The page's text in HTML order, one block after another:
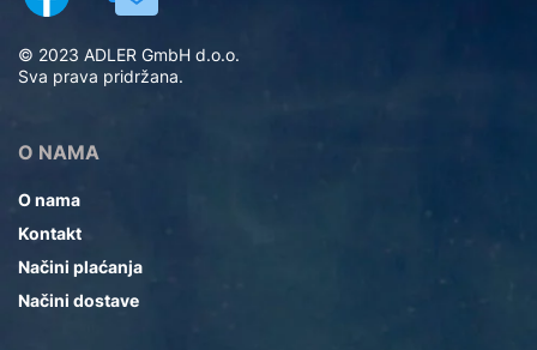
© 2023 ADLER GmbH d.o.o.
Sva prava pridržana.
O NAMA
O nama
Kontakt
Načini plaćanja
Načini dostave